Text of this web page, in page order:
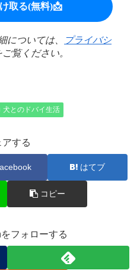
については、
プライバシ
ご覧ください。
犬とのドバイ生活
アする
はてブ
コピー
フォローする